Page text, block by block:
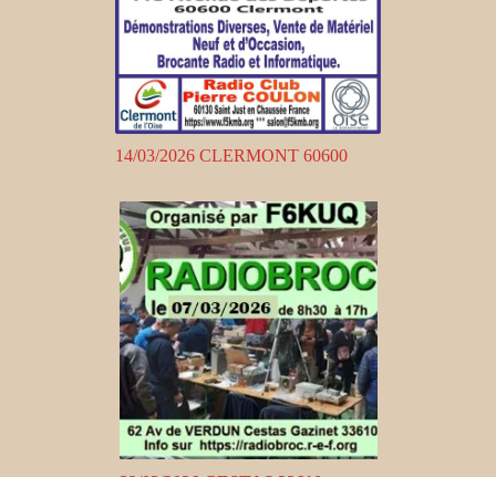
14/03/2026 CLERMONT 60600